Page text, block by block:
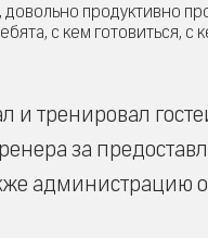
довольно продуктивно
с кем готовиться,
и тренировал
за
администрацию